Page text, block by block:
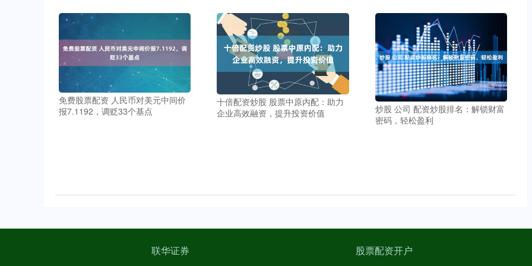
免费股票配资 人民币对美元中间价
报7.1192，调贬33个基点
十倍配资炒股 股票中原内配：助力
企业高效融资，提升投资价值
炒股 公司 配资炒股排名：解锁财富
密码，轻松盈利
联华证券 股票配资开户